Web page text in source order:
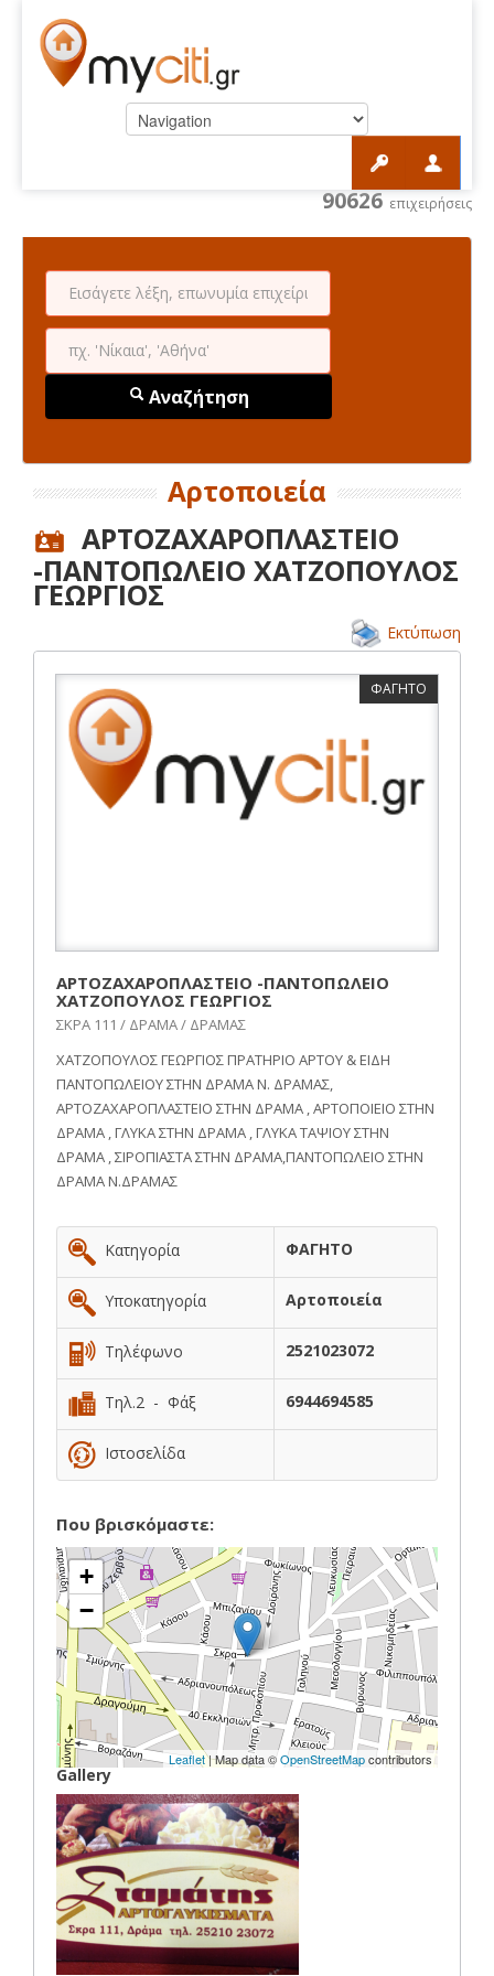
90626 επιχειρήσεις
Αναζήτηση
Αρτοποιεία
ΑΡΤΟΖΑΧΑΡΟΠΛΑΣΤΕΙΟ
-ΠΑΝΤΟΠΩΛΕΙΟ ΧΑΤΖΟΠΟΥΛΟΣ
ΓΕΩΡΓΙΟΣ
Εκτύπωση
ΦΑΓΗΤΟ
ΑΡΤΟΖΑΧΑΡΟΠΛΑΣΤΕΙΟ -ΠΑΝΤΟΠΩΛΕΙΟ
ΧΑΤΖΟΠΟΥΛΟΣ ΓΕΩΡΓΙΟΣ
ΣΚΡΑ 111 / ΔΡΑΜΑ / ΔΡΑΜΑΣ
ΧΑΤΖΟΠΟΥΛΟΣ ΓΕΩΡΓΙΟΣ ΠΡΑΤΗΡΙΟ ΑΡΤΟΥ & ΕΙΔΗ
ΠΑΝΤΟΠΩΛΕΙΟΥ ΣΤΗΝ ΔΡΑΜΑ Ν. ΔΡΑΜΑΣ,
ΑΡΤΟΖΑΧΑΡΟΠΛΑΣΤΕΙΟ ΣΤΗΝ ΔΡΑΜΑ , ΑΡΤΟΠΟΙΕΙΟ ΣΤΗΝ
ΔΡΑΜΑ , ΓΛΥΚΑ ΣΤΗΝ ΔΡΑΜΑ , ΓΛΥΚΑ ΤΑΨΙΟΥ ΣΤΗΝ
ΔΡΑΜΑ , ΣΙΡΟΠΙΑΣΤΑ ΣΤΗΝ ΔΡΑΜΑ,ΠΑΝΤΟΠΩΛΕΙΟ ΣΤΗΝ
ΔΡΑΜΑ Ν.ΔΡΑΜΑΣ
Κατηγορία ΦΑΓΗΤΟ
Υποκατηγορία Αρτοποιεία
Τηλέφωνο 2521023072
Τηλ.2 - Φάξ 6944694585
Ιστοσελίδα
Που βρισκόμαστε:
+
−
Leaflet| Map data ©OpenStreetMapcontributors
Gallery